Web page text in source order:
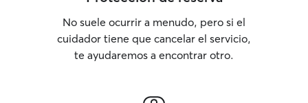
No suele ocurrir a menudo, pero si el
cuidador tiene que cancelar el servicio,
te ayudaremos a encontrar otro.